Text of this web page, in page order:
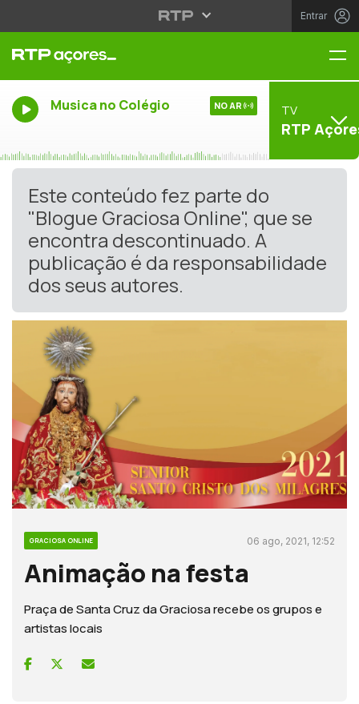
Entrar
Musica no Colégio NO AR TV
RTP
Este conteúdo fez parte do
"Blogue Graciosa Online", que se
encontra descontinuado. A
publicação é da responsabilidade
dos seus autores.
GRACIOSA ONLINE 06 ago, 2021, 12:52
Animação na festa
Praça de Santa Cruz da Graciosa recebe os grupos e
artistas locais